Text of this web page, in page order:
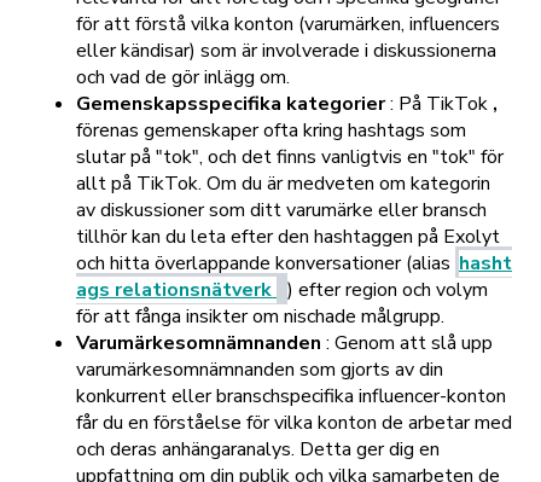
för att förstå vilka konton (varumärken, influencers
eller kändisar) som är involverade i diskussionerna
och vad de gör inlägg om.
Gemenskapsspecifika kategorier: På TikTok ,
förenas gemenskaper ofta kring hashtags som
slutar på "tok", och det finns vanligtvis en "tok" för
allt på TikTok. Om du är medveten om kategorin
av diskussioner som ditt varumärke eller bransch
tillhör kan du leta efter den hashtaggen på Exolyt
och hitta överlappande konversationer (alias hasht
ags relationsnätverk ) efter region och volym
för att fånga insikter om nischade målgrupp.
Varumärkesomnämnanden : Genom att slå upp
varumärkesomnämnanden som gjorts av din
konkurrent eller branschspecifika influencer-konton
får du en förståelse för vilka konton de arbetar med
och deras anhängaranalys. Detta ger dig en
uppfattning om din publik och vilka samarbeten de